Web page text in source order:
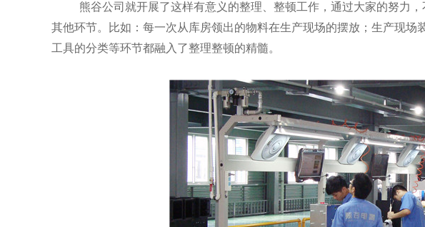
熊谷公司就开展了这样有意义的整理、整顿工作，通过大家的努力
其他环节。比如：每一次从库房领出的物料在生产现场的摆放；生产现
工具的分类等环节都融入了整理整顿的精髓。